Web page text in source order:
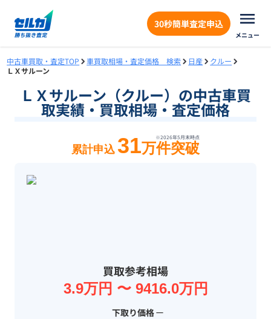
30秒簡単査定申込
メニュー
中古車買取・査定TOP 車買取相場・査定価格 検索 日産
クルー
ＬＸサルーン
ＬＸサルーン（クルー）の中古車買
取実績・買取相場・査定価格
※2026年5月末時点
累計申込 31万件突破
買取参考相場
3.9万円 〜 9416.0万円
下取り価格ー